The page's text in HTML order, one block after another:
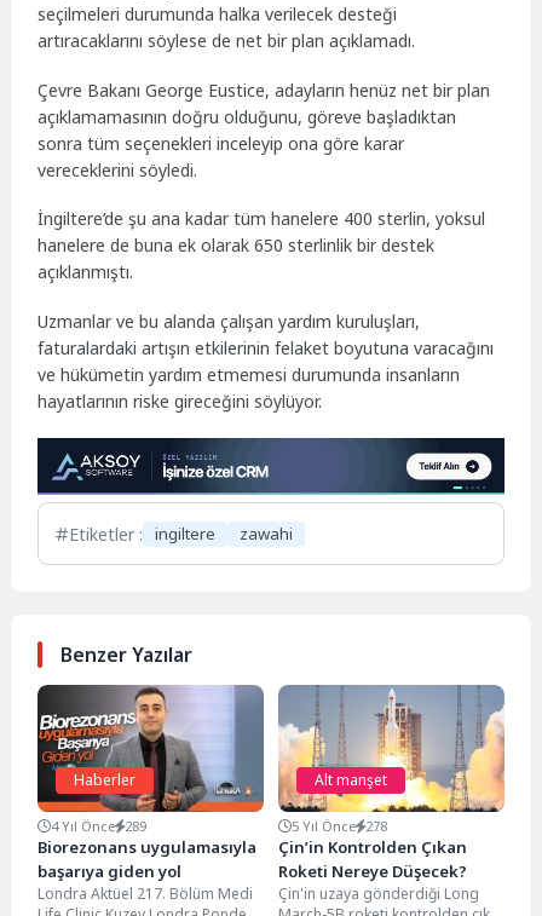
seçilmeleri durumunda halka verilecek desteği
artıracaklarını söylese de net bir plan açıklamadı.
Çevre Bakanı George Eustice, adayların henüz net bir plan
açıklamamasının doğru olduğunu, göreve başladıktan
sonra tüm seçenekleri inceleyip ona göre karar
vereceklerini söyledi.
İngiltere’de şu ana kadar tüm hanelere 400 sterlin, yoksul
hanelere de buna ek olarak 650 sterlinlik bir destek
açıklanmıştı.
Uzmanlar ve bu alanda çalışan yardım kuruluşları,
faturalardaki artışın etkilerinin felaket boyutuna varacağını
ve hükümetin yardım etmemesi durumunda insanların
hayatlarının riske gireceğini söylüyor.
Etiketler : ingiltere zawahi
Benzer Yazılar
Haberler
4 Yıl Önce 289
Biorezonans uygulamasıyla
başarıya giden yol
Londra Aktüel 217. Bölüm Medi
Alt manşet
5 Yıl Önce 278
Çin’in Kontrolden Çıkan
Roketi Nereye Düşecek?
Çin'in uzaya gönderdiği Long